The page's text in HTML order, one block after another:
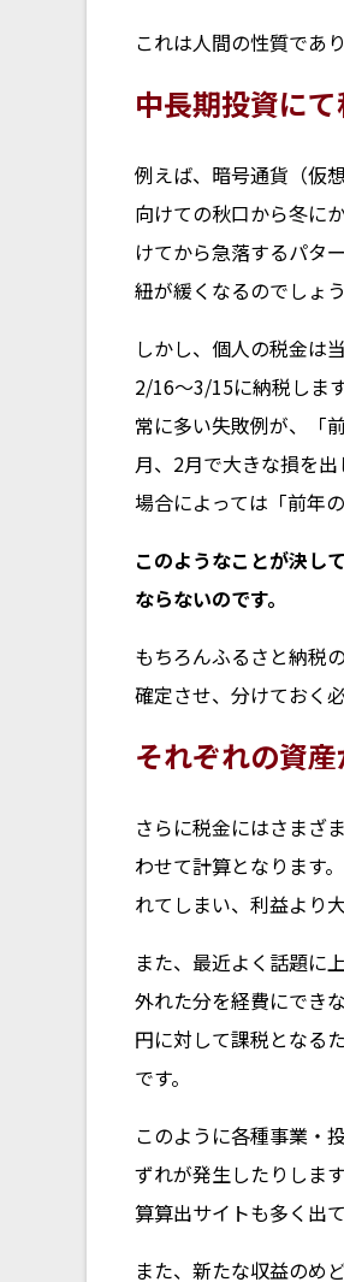
これは人間の性質であ
中長期投資に
例えば、暗号通貨（仮
向けての秋口から冬に
けてから急落するパタ
紐が緩くなるのでしょう
しかし、個人の税金は
2/16～3/15に納税しま
常に多い失敗例が、「
月、2月で大きな損を
場合によっては「前年
このようなことが決し
ならないのです。
もちろんふるさと納税
確定させ、分けておく
それぞれの資
さらに税金にはさまざ
わせて計算となります
れてしまい、利益より
また、最近よく話題に
外れた分を経費にでき
円に対して課税となる
です。
このように各種事業・
ずれが発生したりしま
算算出サイトも多く出
また、新たな収益のめ